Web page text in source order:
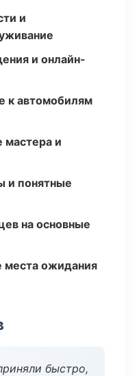
и
и онлайн-
к автомобилям
и
и понятные
на основные
места ожидания
быстро,